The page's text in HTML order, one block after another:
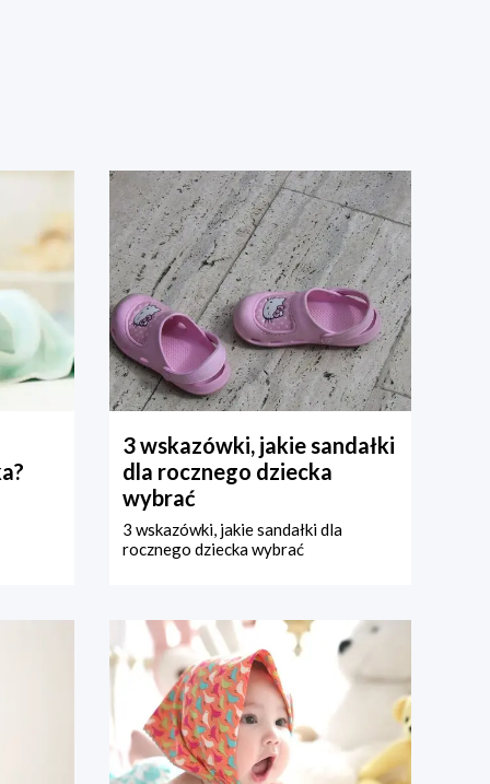
3 wskazówki, jakie sandałki
dla rocznego dziecka
wybrać
3 wskazówki, jakie sandałki dla
rocznego dziecka wybrać